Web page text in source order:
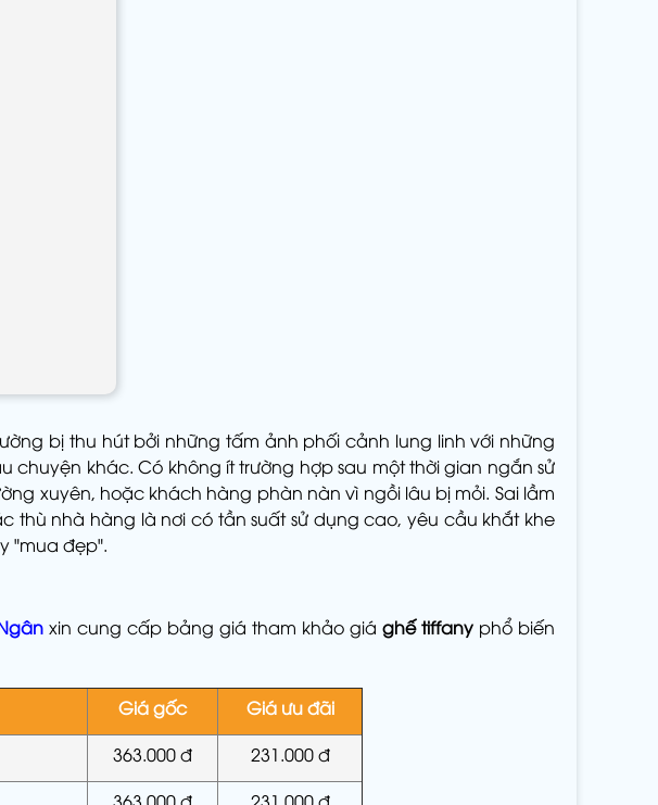
bị thu hút bởi những tấm ảnh phối cảnh lung linh với những
chuyện khác. Có không ít trường hợp sau một thời gian ngắn sử
xuyên, hoặc khách hàng phàn nàn vì ngồi lâu bị mỏi. Sai lầm
thù nhà hàng là nơi có tần suất sử dụng cao, yêu cầu khắt khe
"mua đẹp".
xin cung cấp bảng giá tham khảo giá ghế tiffany phổ biến
Giá gốc
Giá ưu đãi
363.000 đ
231.000 đ